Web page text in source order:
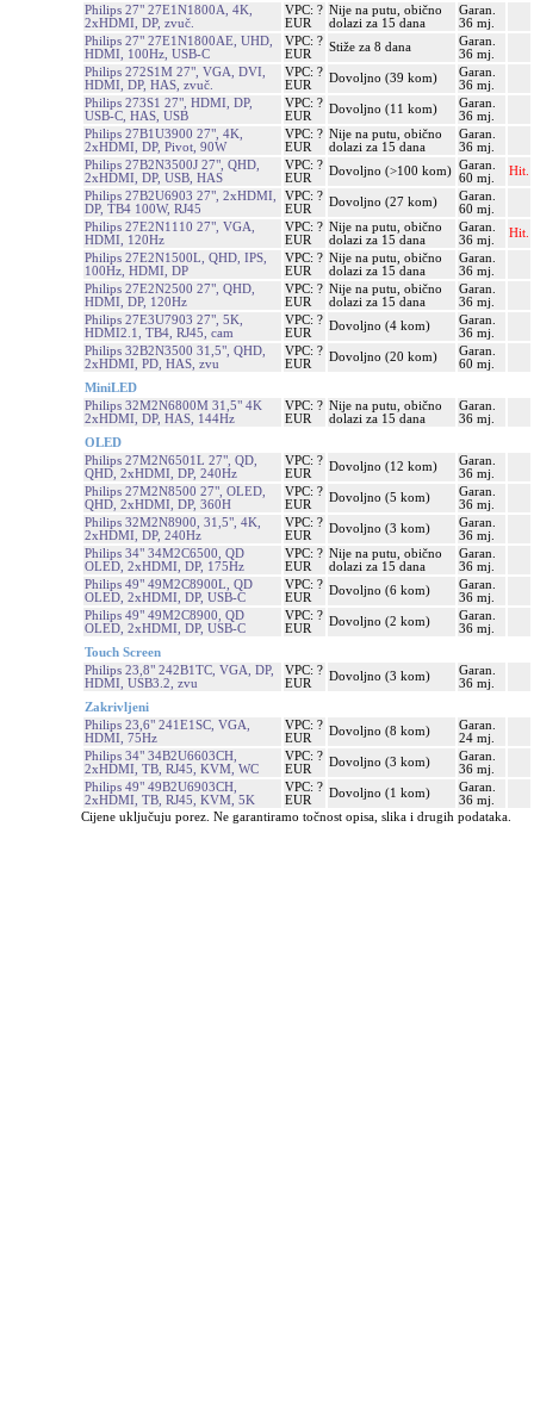
Philips 27" 27E1N1800A, 4K,
2xHDMI, DP, zvuč.
VPC: ?
EUR
Nije na putu, obično
dolazi za 15 dana
Garan.
36 mj.
Philips 27" 27E1N1800AE, UHD,
HDMI, 100Hz, USB-C
VPC: ?
EUR
Stiže za 8 dana
Garan.
36 mj.
Philips 272S1M 27", VGA, DVI,
HDMI, DP, HAS, zvuč.
VPC: ?
EUR
Dovoljno (39 kom)
Garan.
36 mj.
Philips 273S1 27", HDMI, DP,
USB-C, HAS, USB
VPC: ?
EUR
Dovoljno (11 kom)
Garan.
36 mj.
Philips 27B1U3900 27", 4K,
2xHDMI, DP, Pivot, 90W
VPC: ?
EUR
Nije na putu, obično
dolazi za 15 dana
Garan.
36 mj.
Philips 27B2N3500J 27", QHD,
2xHDMI, DP, USB, HAS
VPC: ?
EUR
Dovoljno (>100 kom) Garan.
60 mj.
Hit.
Philips 27B2U6903 27", 2xHDMI,
DP, TB4 100W, RJ45
VPC: ?
EUR
Dovoljno (27 kom)
Garan.
60 mj.
Philips 27E2N1110 27", VGA,
HDMI, 120Hz
VPC: ?
EUR
Nije na putu, obično
dolazi za 15 dana
Garan.
36 mj.
Hit.
Philips 27E2N1500L, QHD, IPS,
100Hz, HDMI, DP
VPC: ?
EUR
Nije na putu, obično
dolazi za 15 dana
Garan.
36 mj.
Philips 27E2N2500 27", QHD,
HDMI, DP, 120Hz
VPC: ?
EUR
Nije na putu, obično
dolazi za 15 dana
Garan.
36 mj.
Philips 27E3U7903 27", 5K,
HDMI2.1, TB4, RJ45, cam
VPC: ?
EUR
Dovoljno (4 kom)
Garan.
36 mj.
Philips 32B2N3500 31,5", QHD,
2xHDMI, PD, HAS, zvu
VPC: ?
EUR
Dovoljno (20 kom)
Garan.
60 mj.
MiniLED
Philips 32M2N6800M 31,5" 4K
2xHDMI, DP, HAS, 144Hz
VPC: ?
EUR
Nije na putu, obično
dolazi za 15 dana
Garan.
36 mj.
OLED
Philips 27M2N6501L 27", QD,
QHD, 2xHDMI, DP, 240Hz
VPC: ?
EUR
Dovoljno (12 kom)
Garan.
36 mj.
Philips 27M2N8500 27", OLED,
QHD, 2xHDMI, DP, 360H
VPC: ?
EUR
Dovoljno (5 kom)
Garan.
36 mj.
Philips 32M2N8900, 31,5", 4K,
2xHDMI, DP, 240Hz
VPC: ?
EUR
Dovoljno (3 kom)
Garan.
36 mj.
Philips 34" 34M2C6500, QD
OLED, 2xHDMI, DP, 175Hz
VPC: ?
EUR
Nije na putu, obično
dolazi za 15 dana
Garan.
36 mj.
Philips 49" 49M2C8900L, QD
OLED, 2xHDMI, DP, USB-C
VPC: ?
EUR
Dovoljno (6 kom)
Garan.
36 mj.
Philips 49" 49M2C8900, QD
OLED, 2xHDMI, DP, USB-C
VPC: ?
EUR
Dovoljno (2 kom)
Garan.
36 mj.
Touch Screen
Philips 23,8" 242B1TC, VGA, DP,
HDMI, USB3.2, zvu
VPC: ?
EUR
Dovoljno (3 kom)
Garan.
36 mj.
Zakrivljeni
Philips 23,6" 241E1SC, VGA,
HDMI, 75Hz
VPC: ?
EUR
Dovoljno (8 kom)
Garan.
24 mj.
Philips 34" 34B2U6603CH,
2xHDMI, TB, RJ45, KVM, WC
VPC: ?
EUR
Dovoljno (3 kom)
Garan.
36 mj.
Philips 49" 49B2U6903CH,
2xHDMI, TB, RJ45, KVM, 5K
VPC: ?
EUR
Dovoljno (1 kom)
Garan.
36 mj.
Cijene uključuju porez. Ne garantiramo točnost opisa, slika i drugih podataka.